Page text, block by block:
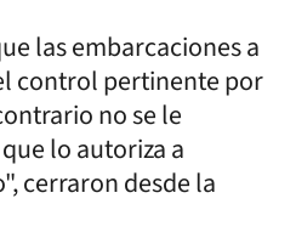
las embarcaciones a
control pertinente por
no se le
lo autoriza a
cerraron desde la